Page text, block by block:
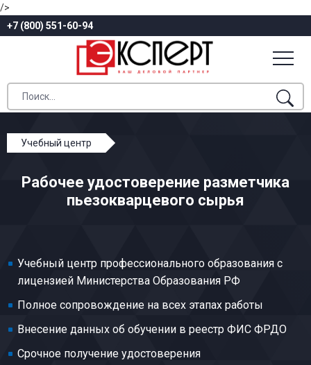
/>
+7 (800) 551-60-94
Учебный центр
Пьезотехническое производство
Разметчик пьезокварцевого сырья
Рабочее удостоверение разметчика
пьезокварцевого сырья
Учебный центр профессионального образования с
лицензией Министерства Образования РФ
Полное сопровождение на всех этапах работы
Внесение данных об обучении в реестр ФИС ФРДО
Срочное получение удостоверения